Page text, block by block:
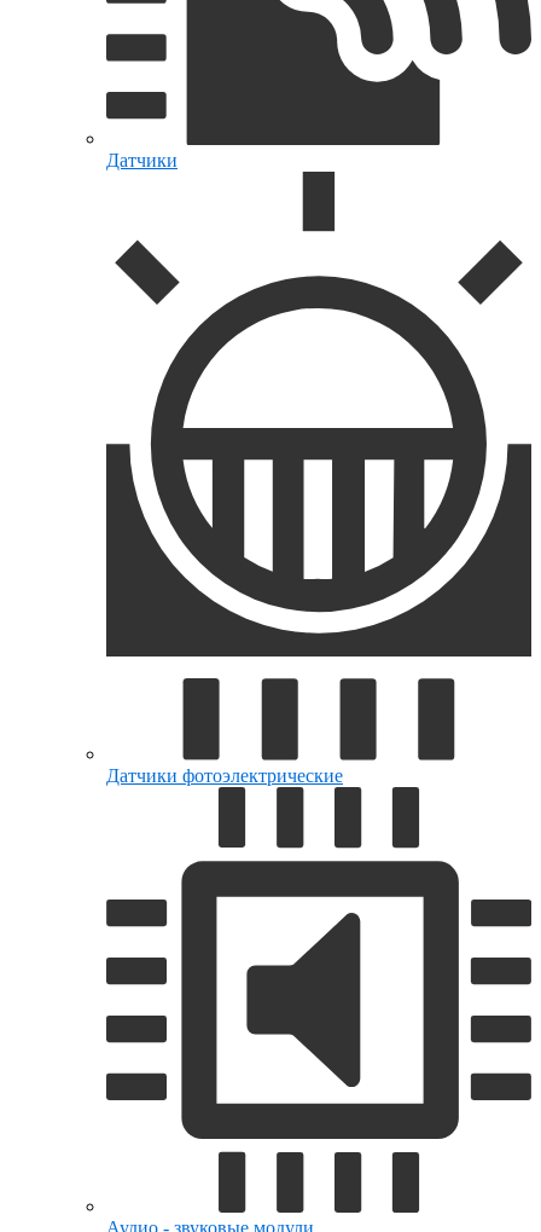
Датчики
Датчики фотоэлектрические
Аудио - звуковые модули